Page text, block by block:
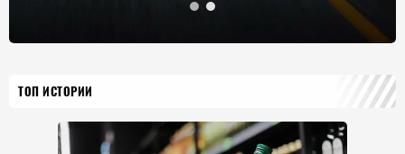
ТОП ИСТОРИИ